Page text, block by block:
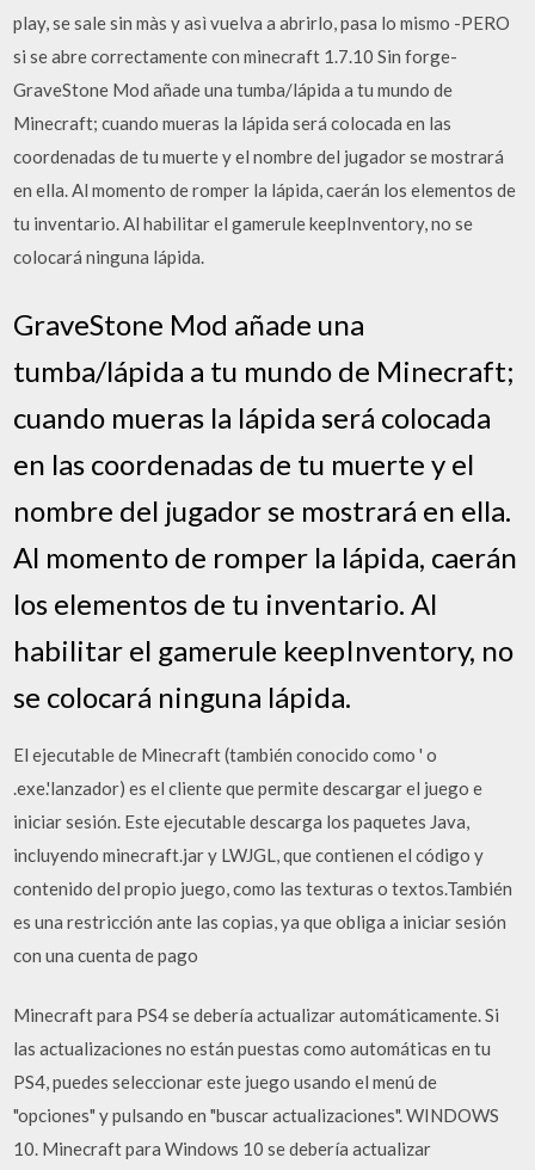
play, se sale sin màs y asì vuelva a abrirlo, pasa lo mismo -PERO
si se abre correctamente con minecraft 1.7.10 Sin forge-
GraveStone Mod añade una tumba/lápida a tu mundo de
Minecraft; cuando mueras la lápida será colocada en las
coordenadas de tu muerte y el nombre del jugador se mostrará
en ella. Al momento de romper la lápida, caerán los elementos de
tu inventario. Al habilitar el gamerule keepInventory, no se
colocará ninguna lápida.
GraveStone Mod añade una
tumba/lápida a tu mundo de Minecraft;
cuando mueras la lápida será colocada
en las coordenadas de tu muerte y el
nombre del jugador se mostrará en ella.
Al momento de romper la lápida, caerán
los elementos de tu inventario. Al
habilitar el gamerule keepInventory, no
se colocará ninguna lápida.
El ejecutable de Minecraft (también conocido como ' o
.exe.'lanzador) es el cliente que permite descargar el juego e
iniciar sesión. Este ejecutable descarga los paquetes Java,
incluyendo minecraft.jar y LWJGL, que contienen el código y
contenido del propio juego, como las texturas o textos.También
es una restricción ante las copias, ya que obliga a iniciar sesión
con una cuenta de pago
Minecraft para PS4 se debería actualizar automáticamente. Si
las actualizaciones no están puestas como automáticas en tu
PS4, puedes seleccionar este juego usando el menú de
"opciones" y pulsando en "buscar actualizaciones". WINDOWS
10. Minecraft para Windows 10 se debería actualizar